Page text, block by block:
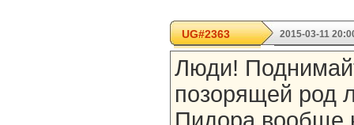
UG#2363 2015-03-11
Люди!
позорящей род